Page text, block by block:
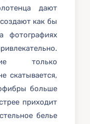
дают
как бы
фотографиях
только
скатывается,
больше
приходит
белье